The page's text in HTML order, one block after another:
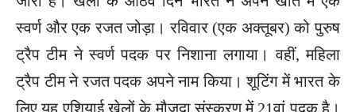
स्वर्ण और एक रजत जोड़ा। रविवार (एक अक्तूबर) को पुरुष
ट्रैप टीम ने स्वर्ण पदक पर निशाना लगाया। वहीं, महिला
ट्रैप टीम ने रजत पदक अपने नाम किया। शूटिंग में भारत के
लिए यह एशियाई खेलों के मौजूदा संस्करण में 21वां पदक है।